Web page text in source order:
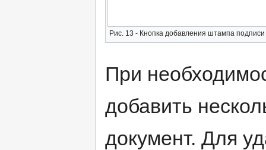
Рис. 13 - Кнопка добавления штампа подписи
При
добавить
документ. Для